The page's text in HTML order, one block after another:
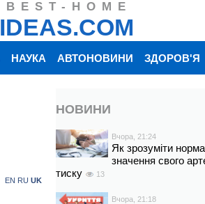
BEST-HOME
IDEAS.COM
НАУКА АВТОНОВИНИ ЗДОРОВ'Я
EN RU UK
НОВИНИ
Вчора, 21:24
Як зрозуміти
значення свого
тиску
13
Вчора, 21:18